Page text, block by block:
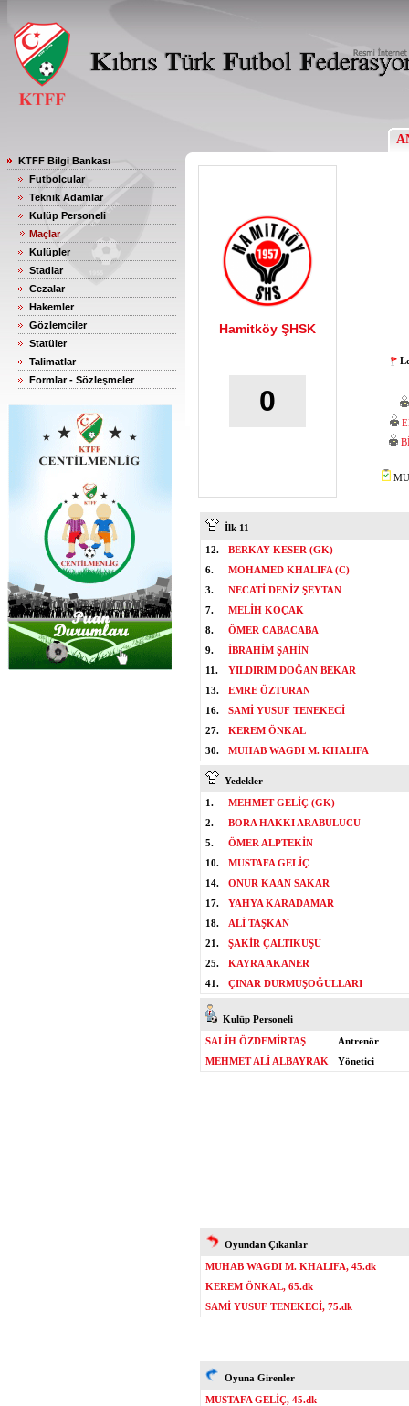
KTFF Bilgi Bankası
Futbolcular
Teknik Adamlar
Kulüp Personeli
Maçlar
Kulüpler
Stadlar
Cezalar
Hakemler
Gözlemciler
Statüler
Talimatlar
Formlar - Sözleşmeler
Hamitköy ŞHSK
0
İlk 11
12.
BERKAY KESER (GK)
6.
MOHAMED KHALIFA (C)
3.
NECATİ DENİZ ŞEYTAN
7.
MELİH KOÇAK
8.
ÖMER CABACABA
9.
İBRAHİM ŞAHİN
11.
YILDIRIM DOĞAN BEKAR
13.
EMRE ÖZTURAN
16.
SAMİ YUSUF TENEKECİ
27.
KEREM ÖNKAL
30.
MUHAB WAGDI M. KHALIFA
Yedekler
1.
MEHMET GELİÇ (GK)
2.
BORA HAKKI ARABULUCU
5.
ÖMER ALPTEKİN
10.
MUSTAFA GELİÇ
14.
ONUR KAAN SAKAR
17.
YAHYA KARADAMAR
18.
ALİ TAŞKAN
21.
ŞAKİR ÇALTIKUŞU
25.
KAYRA AKANER
41.
ÇINAR DURMUŞOĞULLARI
Kulüp Personeli
SALİH ÖZDEMİRTAŞ
Antrenör
MEHMET ALİ ALBAYRAK
Yönetici
Oyundan Çıkanlar
MUHAB WAGDI M. KHALIFA, 45.dk
KEREM ÖNKAL, 65.dk
SAMİ YUSUF TENEKECİ, 75.dk
Oyuna Girenler
MUSTAFA GELİÇ, 45.dk